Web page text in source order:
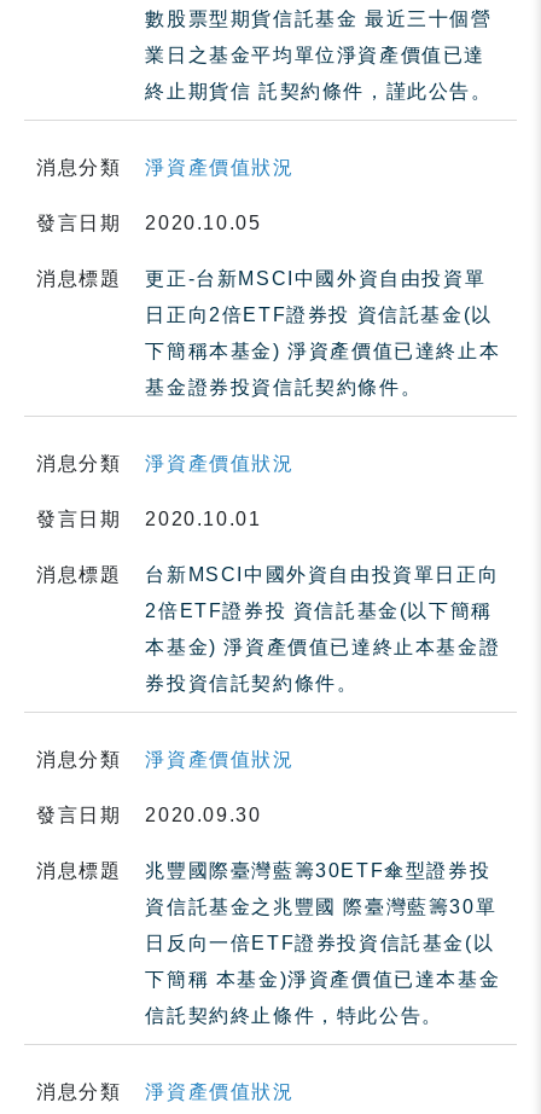
數股票型期貨信託基金 最近三十個營
業日之基金平均單位淨資產價值已達
終止期貨信 託契約條件，謹此公告。
消息分類 淨資產價值狀況
發言日期 2020.10.05
消息標題
更正-台新MSCI中國外資自由投資單
日正向2倍ETF證券投 資信託基金(以
下簡稱本基金) 淨資產價值已達終止本
基金證券投資信託契約條件。
消息分類 淨資產價值狀況
發言日期 2020.10.01
消息標題
台新MSCI中國外資自由投資單日正向
2倍ETF證券投 資信託基金(以下簡稱
本基金) 淨資產價值已達終止本基金證
券投資信託契約條件。
消息分類 淨資產價值狀況
發言日期 2020.09.30
消息標題
兆豐國際臺灣藍籌30ETF傘型證券投
資信託基金之兆豐國 際臺灣藍籌30單
日反向一倍ETF證券投資信託基金(以
下簡稱 本基金)淨資產價值已達本基金
信託契約終止條件，特此公告。
消息分類 淨資產價值狀況